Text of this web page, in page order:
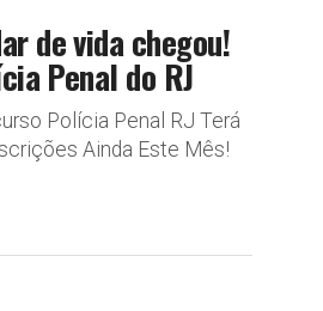
de vida chegou!
Penal do RJ
Polícia Penal RJ Terá
Ainda Este Mês!